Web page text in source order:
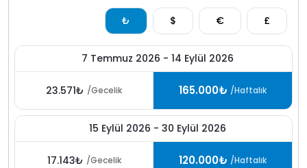
₺ $ € £
7 Temmuz 2026 - 14 Eylül 2026
23.571₺ /Gecelik 165.000₺ /Haftalık
15 Eylül 2026 - 30 Eylül 2026
17.143₺ /Gecelik 120.000₺ /Haftalık